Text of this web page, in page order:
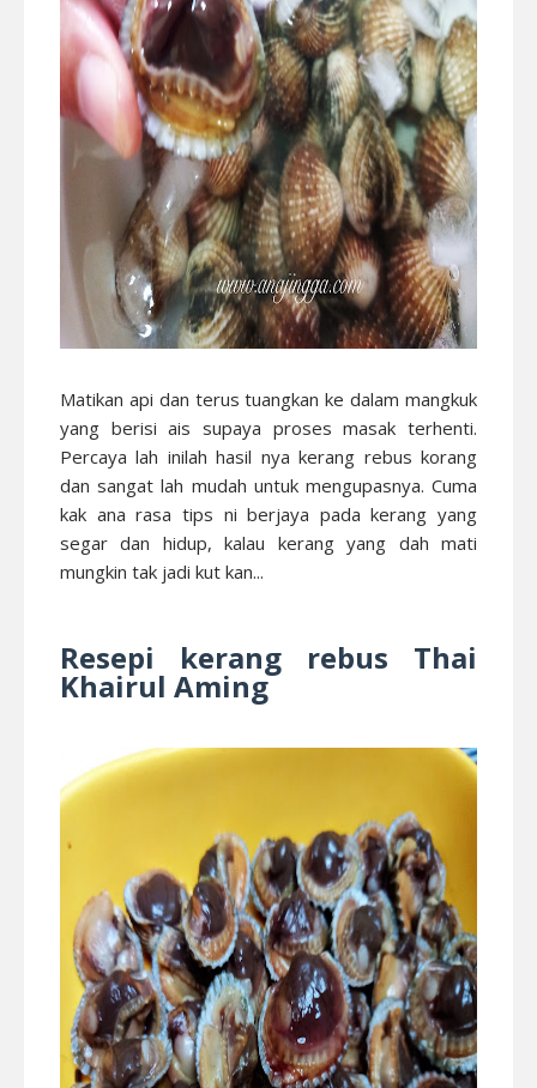
Matikan api dan terus tuangkan ke dalam mangkuk
yang berisi ais supaya proses masak terhenti.
Percaya lah inilah hasil nya kerang rebus korang
dan sangat lah mudah untuk mengupasnya. Cuma
kak ana rasa tips ni berjaya pada kerang yang
segar dan hidup, kalau kerang yang dah mati
mungkin tak jadi kut kan...
Resepi kerang rebus Thai
Khairul Aming